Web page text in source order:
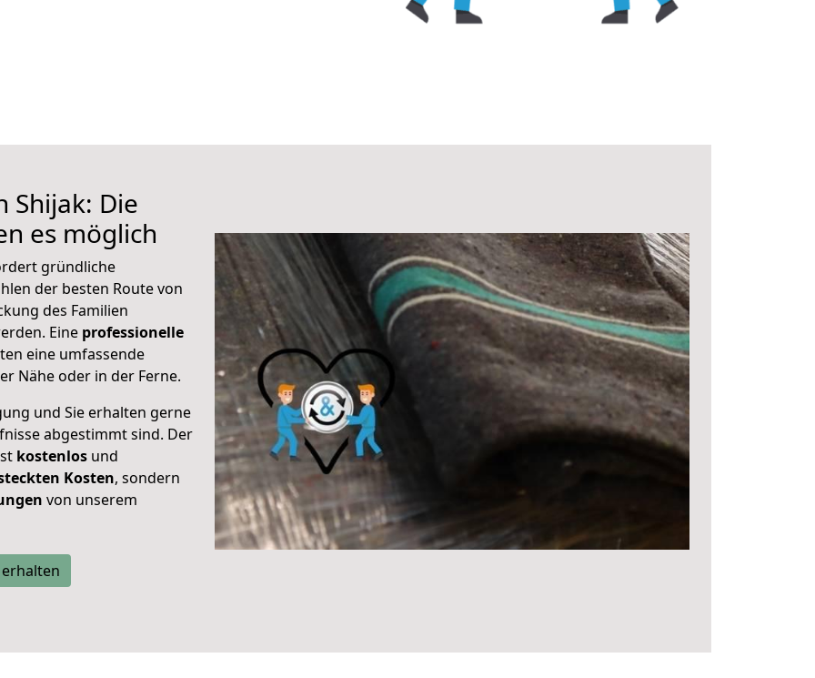
Shijak: Die
es möglich
gründliche
der besten Route von
des Familien
Eine professionelle
eine umfassende
Nähe oder in der Ferne.
und Sie erhalten gerne
abgestimmt sind. Der
kostenlos und
Kosten, sondern
von unserem